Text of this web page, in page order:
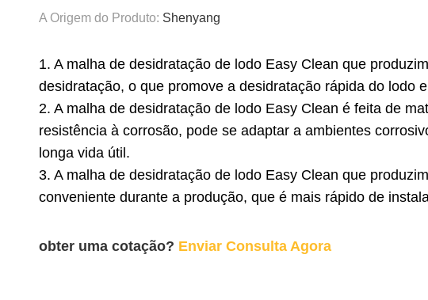
A Origem do Produto: Shenyang
1. A malha de desidratação de lodo Easy Clean que
desidratação, o que promove a desidratação rápida do lodo
2. A malha de desidratação de lodo Easy Clean é feita de
resistência à corrosão, pode se adaptar a ambientes
longa vida útil.
3. A malha de desidratação de lodo Easy Clean que
conveniente durante a produção, que é mais rápido de
obter uma cotação? Enviar Consulta Agora